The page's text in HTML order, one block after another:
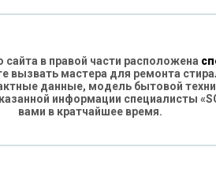
сайта в правой части расположена
вызвать мастера для ремонта
данные, модель бытовой
информации специалисты
вами в кратчайшее время.